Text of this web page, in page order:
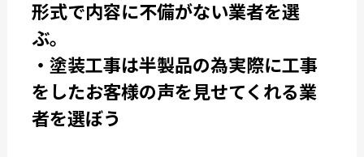
形式で内容に不備がない業者を選
ぶ。
・塗装工事は半製品の為実際に工事
をしたお客様の声を見せてくれる業
者を選ぼう